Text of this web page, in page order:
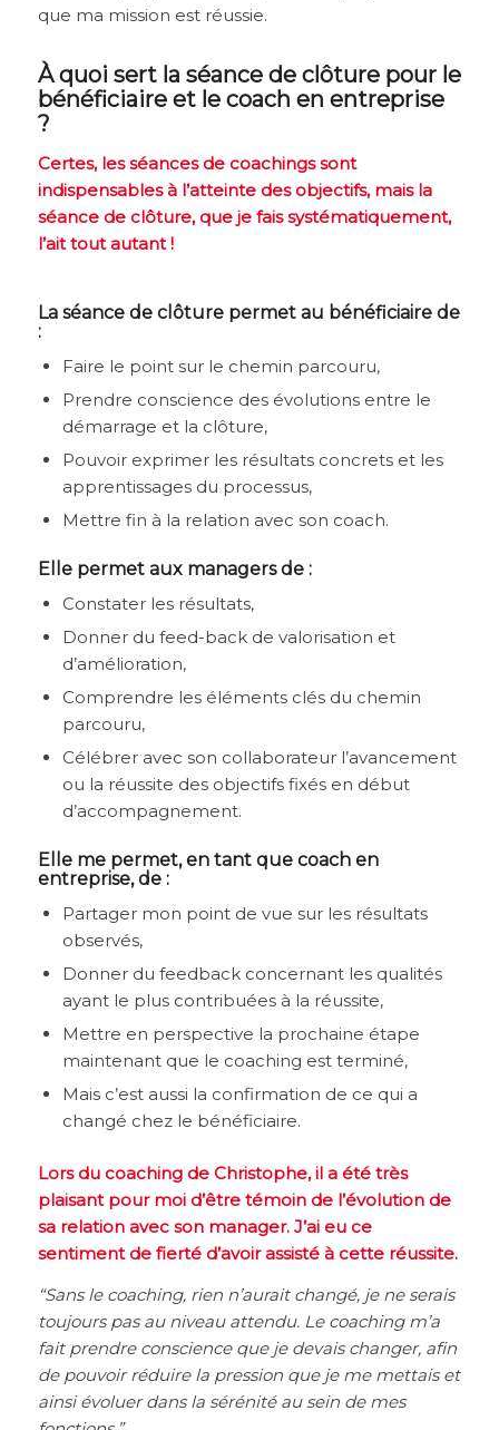
que ma mission est réussie.
À quoi sert la séance de clôture pour le
bénéficiaire et le coach en entreprise
?
Certes, les séances de coachings sont
indispensables à l’atteinte des objectifs, mais la
séance de clôture, que je fais systématiquement,
l’ait tout autant !
La séance de clôture permet au bénéficiaire de
:
Faire le point sur le chemin parcouru,
Prendre conscience des évolutions entre le
démarrage et la clôture,
Pouvoir exprimer les résultats concrets et les
apprentissages du processus,
Mettre fin à la relation avec son coach.
Elle permet aux managers de :
Constater les résultats,
Donner du feed-back de valorisation et
d’amélioration,
Comprendre les éléments clés du chemin
parcouru,
Célébrer avec son collaborateur l’avancement
ou la réussite des objectifs fixés en début
d’accompagnement.
Elle me permet, en tant que coach en
entreprise, de :
Partager mon point de vue sur les résultats
observés,
Donner du feedback concernant les qualités
ayant le plus contribuées à la réussite,
Mettre en perspective la prochaine étape
maintenant que le coaching est terminé,
Mais c’est aussi la confirmation de ce qui a
changé chez le bénéficiaire.
Lors du coaching de Christophe, il a été très
plaisant pour moi d’être témoin de l’évolution de
sa relation avec son manager. J’ai eu ce
sentiment de fierté d’avoir assisté à cette réussite.
“Sans le coaching, rien n’aurait changé, je ne serais
toujours pas au niveau attendu. Le coaching m’a
fait prendre conscience que je devais changer, afin
de pouvoir réduire la pression que je me mettais et
ainsi évoluer dans la sérénité au sein de mes